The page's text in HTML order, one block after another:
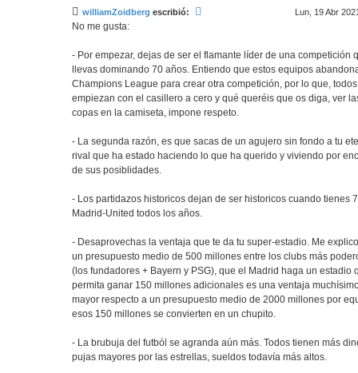
williamZoidberg escribió: Lun, 19 Abr
No me gusta:
- Por empezar, dejas de ser el flamante líder de una competición
llevas dominando 70 años. Entiendo que estos equipos
Champions League para crear otra competición, por lo que, todos
empiezan con el casillero a cero y qué queréis que os diga, ver
copas en la camiseta, impone respeto.
- La segunda razón, es que sacas de un agujero sin fondo a tu
rival que ha estado haciendo lo que ha querido y viviendo por
de sus posiblidades.
- Los partidazos historicos dejan de ser historicos cuando tienes 7
Madrid-United todos los años.
- Desaprovechas la ventaja que te da tu super-estadio. Me
un presupuesto medio de 500 millones entre los clubs más
(los fundadores + Bayern y PSG), que el Madrid haga un estadio
permita ganar 150 millones adicionales es una ventaja
mayor respecto a un presupuesto medio de 2000 millones por
esos 150 millones se convierten en un chupito.
- La brubuja del futból se agranda aún más. Todos tienen más
pujas mayores por las estrellas, sueldos todavía más altos.